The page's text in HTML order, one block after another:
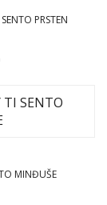
PRSTEN
MINĐUŠE